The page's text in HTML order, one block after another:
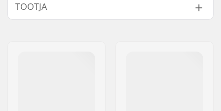
Saapa ühilduvus:
Telemark NTN Boots
TOOTJA